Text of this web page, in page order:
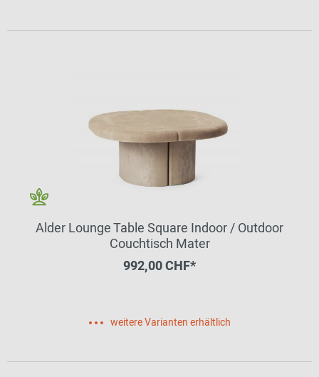
Alder Lounge Table Square Indoor / Outdoor
Couchtisch Mater
992,00 CHF*
weitere Varianten erhältlich